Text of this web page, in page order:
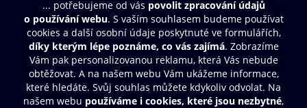
Obsah ke stažení
Moje O2 Knihovna
Další zábava